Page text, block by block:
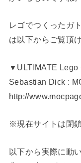
レゴでつくったガ
は以下からご覧頂け
▼ULTIMATE Lego
Sebastian Dick :
http://
※現在サイトは閉
以下から実際に動